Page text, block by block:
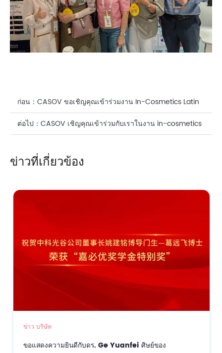
ก่อน： CASOV ขอเชิญคุณเข้าร่วมงาน In-Cosmetics Latin
America 2025!
ต่อไป： CASOV เชิญคุณเข้าร่วมกับเราในงาน in-cosmetics
ข่าวที่เกี่ยวข้อง
ข่าว บริษัท
ขอแสดงความยินดีกับดร. Ge Yuanfei ศิษย์ของ